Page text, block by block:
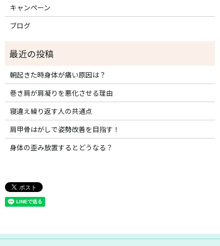
キャンペーン
ブログ
朝起きた時身体が痛い原因は？
巻き肩が肩凝りを悪化させる理由
寝違え繰り返す人の共通点
肩甲骨はがしで姿勢改善を目指す！
身体の歪み放置するとどうなる？